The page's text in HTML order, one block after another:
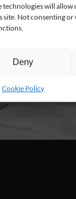
will allow
Not consenting
Deny
Cookie Policy